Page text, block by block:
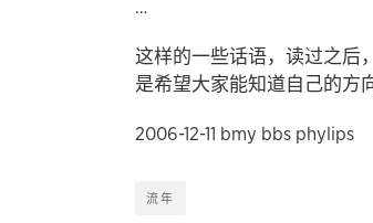
…
这样的一些话语，读过之后
是希望大家能知道自己的方
2006-12-11 bmy bbs phylips
流年